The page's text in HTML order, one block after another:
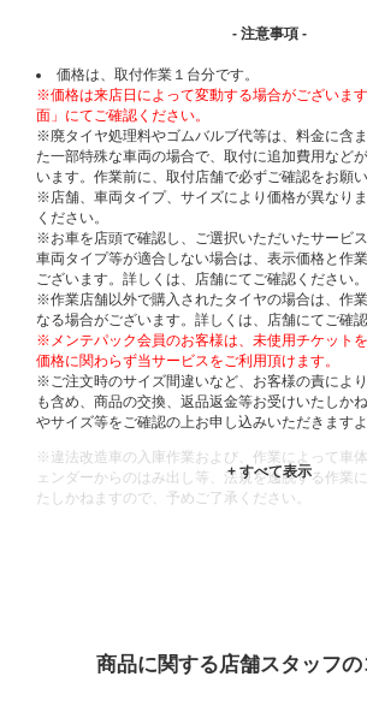
- 注意事項 -
価格は、取付作業１台分です。
※価格は来店日によって変動する場合がございま
面」にてご確認ください。
※廃タイヤ処理料やゴムバルブ代等は、料金に含
た一部特殊な車両の場合で、取付に追加費用など
います。作業前に、取付店舗で必ずご確認をお願い
※店舗、車両タイプ、サイズにより価格が異なり
ください。
※お車を店頭で確認し、ご選択いただいたサービ
車両タイプ等が適合しない場合は、表示価格と作
ございます。詳しくは、店舗にてご確認ください。
※作業店舗以外で購入されたタイヤの場合は、作
なる場合がございます。詳しくは、店舗にてご確認
※メンテパック会員のお客様は、未使用チケット
価格に関わらず当サービスをご利用頂けます。
※ご注文時のサイズ間違いなど、お客様の責によ
も含め、商品の交換、返品返金等お受けいたしか
やサイズ等をご確認の上お申し込みいただきます
※違法改造車の入庫作業および、作業によって車
ェンダーからのはみ出し等、法規を逸脱する作業
たしかねますので、予めご了承ください。
商品に関する店舗スタッフの